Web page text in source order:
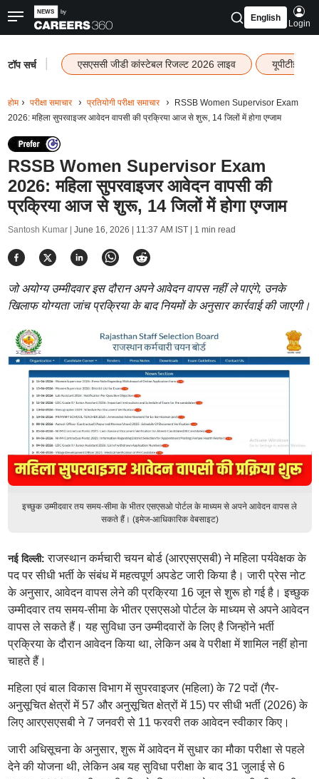
English
Login
टॉप सर्च एसएससी जीडी कांस्टेबल रिजल्ट 2026 लाइव यूपीटीईटी
होम परीक्षा समाचार प्रतियोगी परीक्षा समाचार
RSSB Women Supervisor Exam
2026: महिला सुपरवाइजर आवेदन वापसी की प्रक्रिया आज से शुरू, 14 जिलों में होगा एग्जाम
RSSB Women Supervisor Exam
2026: महिला सुपरवाइजर आवेदन वापसी की
प्रक्रिया आज से शुरू, 14 जिलों में होगा एग्जाम
Santosh Kumar | June 16, 2026 | 11:37 AM IST| 1 min read
जो अयोग्य उम्मीदवार इस दौरान अपने आवेदन वापस नहीं ले पाएंगे, उनके
खिलाफ योग्यता जांच प्रक्रिया के बाद नियमों के अनुसार कार्रवाई की जाएगी।
इच्छुक उम्मीदवार तय समय-सीमा के भीतर एसएसओ पोर्टल के माध्यम से अपने आवेदन वापस ले
सकते हैं। (इमेज-आधिकारिक वेबसाइट)
नई दिल्ली: राजस्थान कर्मचारी चयन बोर्ड (आरएसएसबी) ने महिला पर्यवेक्षक के
पद पर सीधी भर्ती के संबंध में महत्वपूर्ण अपडेट जारी किया है। जारी प्रेस नोट
के अनुसार, आवेदन वापस लेने की प्रक्रिया 16 जून से शुरू हो गई है। इच्छुक
उम्मीदवार तय समय-सीमा के भीतर एसएसओ पोर्टल के माध्यम से अपने आवेदन
वापस ले सकते हैं। यह सुविधा उन उम्मीदवारों के लिए है जिन्होंने भर्ती
प्रक्रिया के दौरान आवेदन किया था, लेकिन अब वे परीक्षा में शामिल नहीं होना
चाहते हैं।
महिला एवं बाल विकास विभाग में सुपरवाइजर (महिला) के 72 पदों (गैर-
अनुसूचित क्षेत्रों में 57 और अनुसूचित क्षेत्रों में 15) पर सीधी भर्ती (2026) के
लिए आरएसएसबी ने 7 जनवरी से 11 फरवरी तक आवेदन स्वीकार किए।
जारी अधिसूचना के अनुसार, शुरू में आवेदन में सुधार का मौका परीक्षा से पहले
देने की योजना थी, लेकिन अब यह सुविधा परीक्षा के बाद 31 जुलाई से 6